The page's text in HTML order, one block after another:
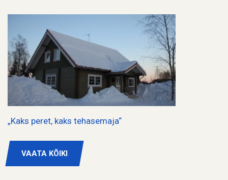
„Kaks peret, kaks tehasemaja“
VAATA KÕIKI